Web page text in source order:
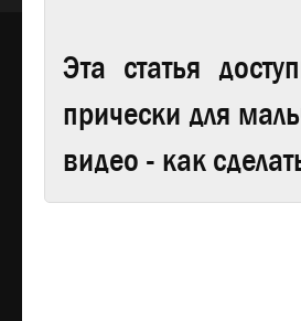
Эта статья
прически для
видео - как